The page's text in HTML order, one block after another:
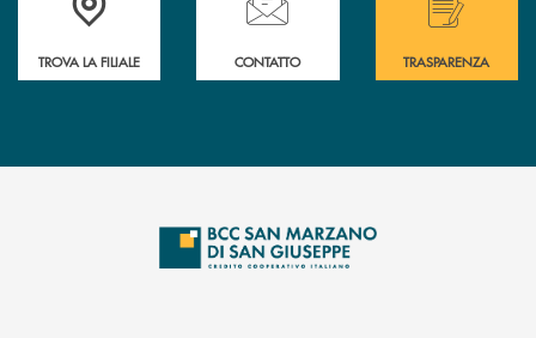
TROVA LA FILIALE CONTATTO TRASPARENZA